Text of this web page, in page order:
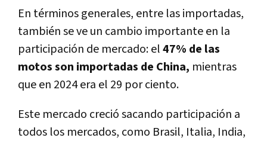
En términos generales, entre las importadas,
también se ve un cambio importante en la
participación de mercado: el47% de las
motos son importadas de China, mientras
que en 2024 era el 29 por ciento.
Este mercado creció sacando participación a
todos los mercados, como Brasil, Italia, India,